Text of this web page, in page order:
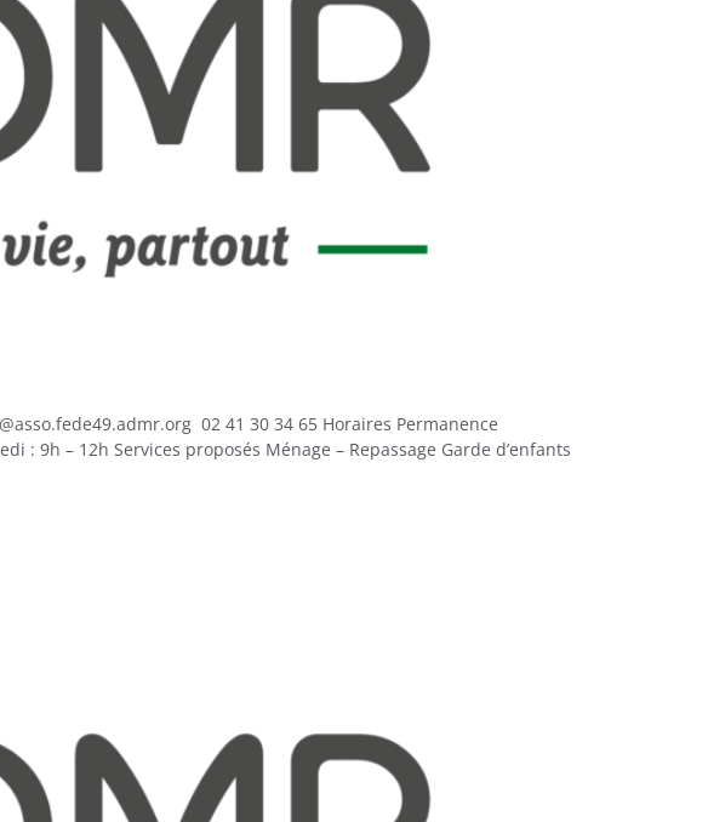
02 41 30 34 65 Horaires Permanence
9h – 12h Services proposés Ménage – Repassage Garde d’enfants